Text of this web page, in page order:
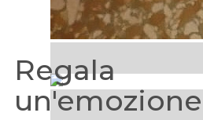
Regala
un'emozione